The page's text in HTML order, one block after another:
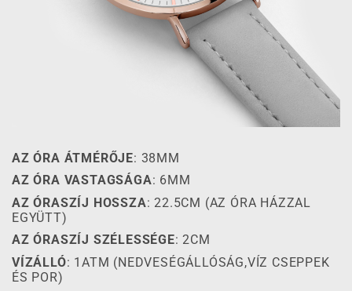
AZ ÓRA ÁTMÉRŐJE: 38MM
AZ ÓRA VASTAGSÁGA: 6MM
AZ ÓRASZÍJ HOSSZA: 22.5CM (AZ ÓRA HÁZZAL
EGYÜTT)
AZ ÓRASZÍJ SZÉLESSÉGE: 2CM
VÍZÁLLÓ: 1ATM (NEDVESÉGÁLLÓSÁG,VÍZ CSEPPEK
ÉS POR)